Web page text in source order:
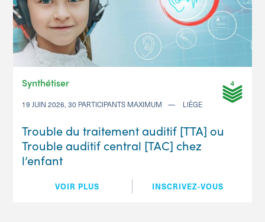
Synthétiser
19 JUIN 2026, 30 PARTICIPANTS MAXIMUM LIÈGE
Trouble du traitement auditif [TTA] ou
Trouble auditif central [TAC] chez
l’enfant
VOIR PLUS INSCRIVEZ-VOUS